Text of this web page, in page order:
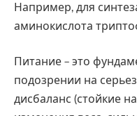
Например, для
аминокислота
Питание – это
подозрении на
дисбаланс (стойкие